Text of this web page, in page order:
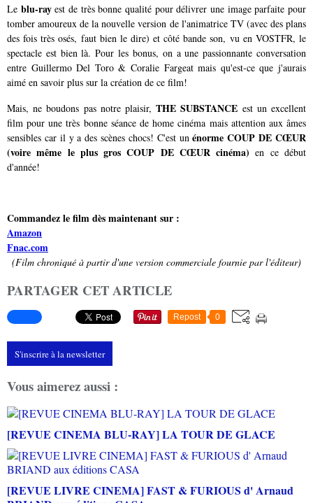
Le blu-rayest de très bonne qualité pour délivrer une image parfaite pour
tomber amoureux de la nouvelle version de l'animatrice TV (avec des plans
des fois très osés, faut bien le dire) et côté bande son, vu en VOSTFR, le
spectacle est bien là. Pour les bonus, on a une passionnante conversation
entre Guillermo Del Toro & Coralie Fargeat mais qu'est-ce que j'aurais
aimé en savoir plus sur la création de ce film!
Mais, ne boudons pas notre plaisir,THE SUBSTANCE est un excellent
film pour une très bonne séance de home cinéma mais attention aux âmes
sensibles car il y a des scènes chocs! C'est unénorme COUP DE CŒUR
(voire même le plus gros COUP DE CŒUR cinéma) en ce début
d'année!
Commandez le film dès maintenant sur :
Amazon
Fnac.com
(Film chroniqué à partir d'une version commerciale fournie par l'éditeur)
PARTAGER CET ARTICLE
Repost 0
S'inscrire à la newsletter
Vous aimerez aussi :
[REVUE CINEMA BLU-RAY] LA TOUR DE GLACE
[REVUE LIVRE CINEMA] FAST & FURIOUS d' Arnaud